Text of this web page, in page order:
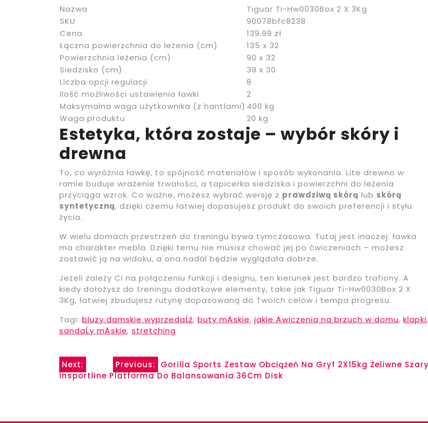
Nazwa
Tiguar Ti-Hw0030Box 2 X 3Kg
SKU
90078bfc8238
Cena
139.99 zł
Łączna powierzchnia do leżenia (cm)
135 x 32
Powierzchnia leżenia (cm)
90 x 32
Siedzisko (cm)
39 x 30
Liczba opcji regulacji
8
Ilość możliwości ustawienia ławki
2
Maksymalna waga użytkownika (z hantlami) 400 kg
Waga produktu
20 kg
Estetyka, która zostaje – wybór skóry i
drewna
To, co wyróżnia ławkę, to spójność materiałów i sposób wykonania. Lite drewno w
ramie buduje wrażenie trwałości, a tapicerka siedziska i powierzchni do leżenia
przyciąga wzrok. Co ważne, możesz wybrać wersję z prawdziwą skórą lub skórą
syntetyczną, dzięki czemu łatwiej dopasujesz produkt do swoich preferencji i stylu
życia.
W wielu domach przestrzeń do treningu bywa tymczasowa. Tutaj jest inaczej: ławka
ma charakter mebla. Dzięki temu nie musisz chować jej po ćwiczeniach – możesz
zostawić ją na widoku, a ona nadal będzie wyglądała dobrze.
Jeżeli zależy Ci na połączeniu funkcji i designu, ten kierunek jest bardzo trafiony. A
kiedy dołożysz do treningu dodatkowe elementy, takie jak Tiguar Ti-Hw0030Box 2 X
3Kg, łatwiej zbudujesz rutynę dopasowaną do Twoich celów i tempa progresu.
Tagi: bluzy damskie wyprzedaĹź, buty mÄskie, jakie Äwiczenia na brzuch w domu, klapki,
sandaĹy mÄskie, stretching
Nawigacja
wpisu
Previous: Gorilla Sports Zestaw Obciążeń Na Gryf 2X15kg Żeliwne Szary
Next:
Insportline Platforma Do Balansowania 36Cm Disk